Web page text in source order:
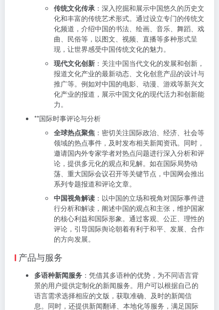
传统文化传承 ：深入挖掘和展示中国悠久的历史文
化和丰富的传统艺术形式。通过设立专门的传统文
化频道，介绍中国的书法、绘画、音乐、舞蹈、戏
曲、民俗等，以图文、视频、直播等多种形式呈
现，让世界感受中国传统文化的魅力。
现代文化创新 ：关注中国当代文化的发展和创新，
报道文化产业的最新动态、文化创意产品的设计与
推广等。例如对中国的电影、动漫、游戏等新兴文
化产业的报道，展示中国文化的现代活力和创新能
力。
**国际时事评论与分析
全球热点聚焦 ：密切关注国际政治、经济、社会等
领域的热点事件，及时发布相关新闻资讯。同时，
邀请国内外专家学者对热点问题进行深入分析和评
论，提供多元化的观点和见解。如在国际局势动
荡、重大国际会议召开等关键节点，中国网会推出
系列专题报道和评论文章。
中国视角解读 ：以中国的立场和视角对国际事件进
行分析和解读，阐述中国的观点和主张，维护国家
的核心利益和国际形象。通过客观、公正、理性的
评论，引导国际舆论朝着有利于和平、发展、合作
的方向发展。
产品与服务
多语种新闻服务 ：凭借其多语种的优势，为不同语言背
景的用户提供定制化的新闻服务。用户可以根据自己的
语言需求选择相应的文版，获取准确、及时的新闻信
息。同时，还提供新闻翻译、本地化等服务，满足国际